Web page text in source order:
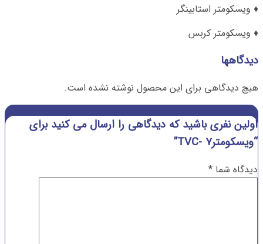
♦ ویسکومتر استابینگر
♦ ویسکومتر کربس
دیدگاهها
هیچ دیدگاهی برای این محصول نوشته نشده است.
اولین نفری باشید که دیدگاهی را ارسال می کنید برای
“ویسکومترTVC- 7”
دیدگاه شما *